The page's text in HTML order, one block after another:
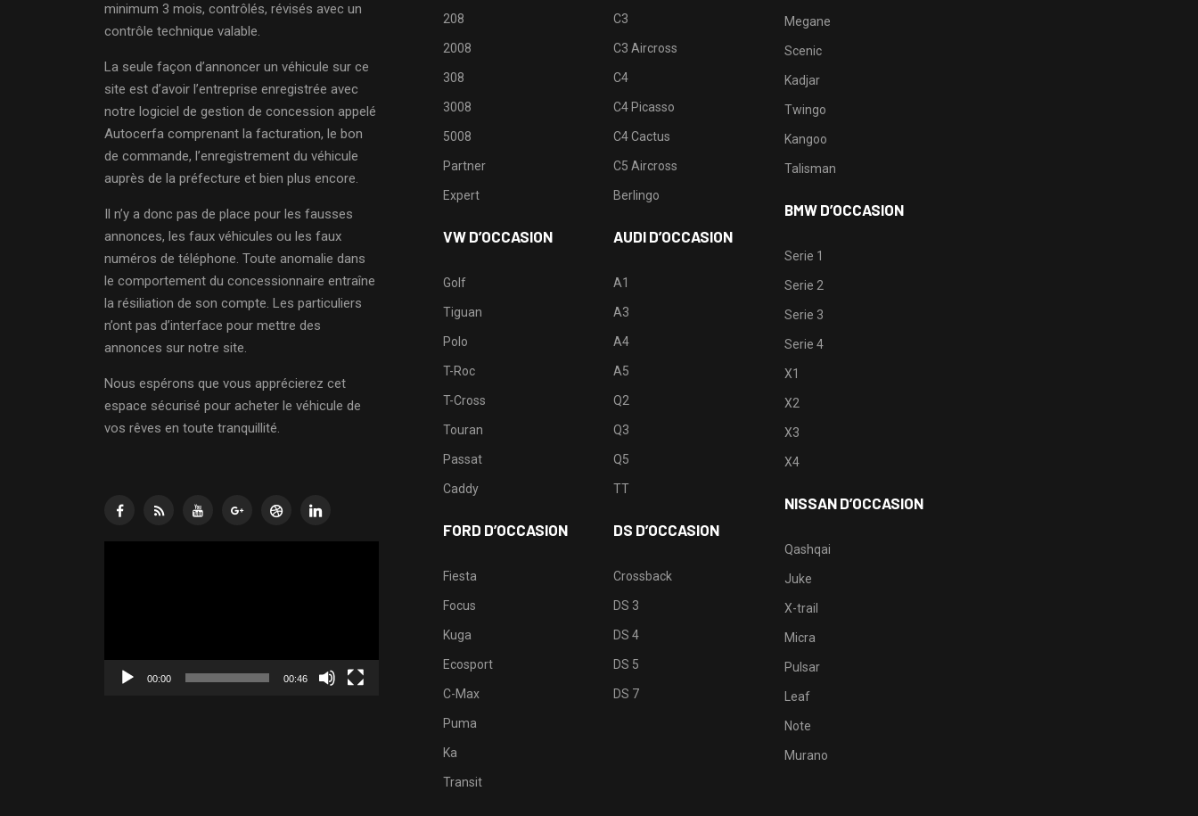
minimum 3 mois, contrôlés, révisés avec un
contrôle technique valable.
La seule façon d’annoncer un véhicule sur ce
site est d’avoir l’entreprise enregistrée avec
notre logiciel de gestion de concession appelé
Autocerfa comprenant la facturation, le bon
de commande, l’enregistrement du véhicule
auprès de la préfecture et bien plus encore.
Il n’y a donc pas de place pour les fausses
annonces, les faux véhicules ou les faux
numéros de téléphone. Toute anomalie dans
le comportement du concessionnaire entraîne
la résiliation de son compte. Les particuliers
n’ont pas d’interface pour mettre des
annonces sur notre site.
Nous espérons que vous apprécierez cet
espace sécurisé pour acheter le véhicule de
vos rêves en toute tranquillité.
00:00 00:46
208
2008
308
3008
5008
Partner
Expert
VW D’OCCASION
Golf
Tiguan
Polo
T-Roc
T-Cross
Touran
Passat
Caddy
FORD D’OCCASION
Fiesta
Focus
Kuga
Ecosport
C-Max
Puma
Ka
Transit
C3
C3 Aircross
C4
C4 Picasso
C4 Cactus
C5 Aircross
Berlingo
AUDI D’OCCASION
A1
A3
A4
A5
Q2
Q3
Q5
TT
DS D’OCCASION
Crossback
DS 3
DS 4
DS 5
DS 7
Megane
Scenic
Kadjar
Twingo
Kangoo
Talisman
BMW D’OCCASION
Serie 1
Serie 2
Serie 3
Serie 4
X1
X2
X3
X4
NISSAN D’OCCASION
Qashqai
Juke
X-trail
Micra
Pulsar
Leaf
Note
Murano